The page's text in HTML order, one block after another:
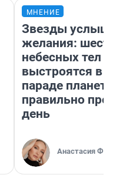
МНЕНИЕ
Звезды
желания:
небесных тел
выстроятся в
параде планет
правильно
день
Анастасия